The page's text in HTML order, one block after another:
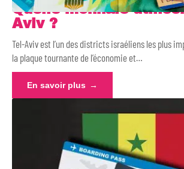
Quelle monnaie
Aviv ?
Tel-Aviv est l’un des districts israéliens les plus
la plaque tournante de l’économie et…
En savoir plus